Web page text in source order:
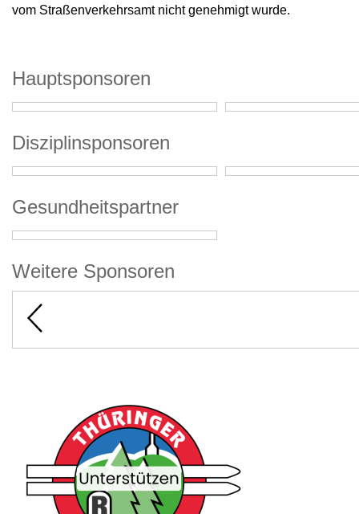
vom Straßenverkehrsamt nicht genehmigt wurde.
Hauptsponsoren
Disziplinsponsoren
Gesundheitspartner
Weitere Sponsoren